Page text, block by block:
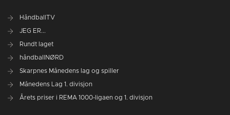
HåndballTV
JEG ER...
Rundt laget
håndballNØRD
Skarpnes Månedens lag og spiller
Månedens Lag 1. divisjon
Årets priser i REMA 1000-ligaen og 1. divisjon